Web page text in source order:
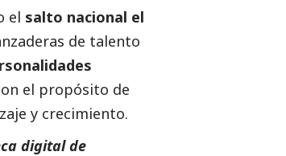
el salto nacional el
de talento
el propósito de
y crecimiento.
digital de